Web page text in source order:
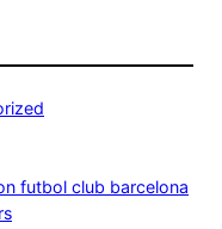
futbol club barcelona